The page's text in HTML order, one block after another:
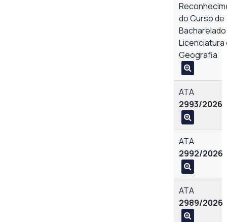
do Curso de
Licenciatura
Geografia
ATA
2993/2026
ATA
2992/2026
ATA
2989/2026